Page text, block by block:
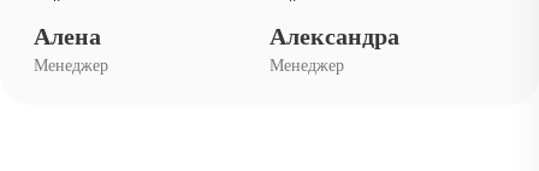
Алена
Менеджер
Александра
Менеджер